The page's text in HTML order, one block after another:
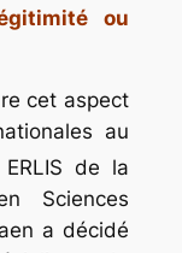
ou
cet aspect
au
de la
Sciences
a décidé